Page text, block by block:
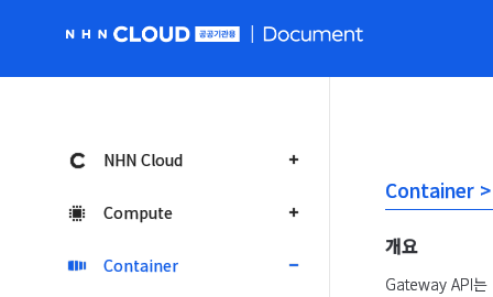
NHN Cloud
Compute
Container
Container
개요
Gateway API는